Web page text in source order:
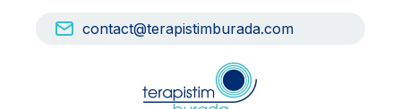
contact@terapistimburada.com